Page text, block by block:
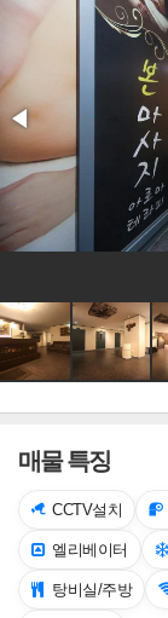
매물 특징
CCTV설치
엘리베이터
탕비실/주방